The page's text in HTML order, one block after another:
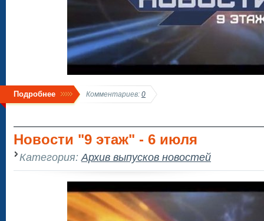
Подробнее Комментариев: 0
Новости "9 этаж" - 6 июля
Категория: Архив выпусков новостей